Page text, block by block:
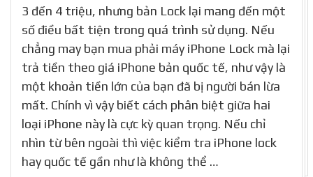
3 đến 4 triệu, nhưng bản Lock lại mang đến một
số điều bất tiện trong quá trình sử dụng. Nếu
chẳng may bạn mua phải máy iPhone Lock mà lại
trả tiền theo giá iPhone bản quốc tế, như vậy là
một khoản tiền lớn của bạn đã bị người bán lừa
mất. Chính vì vậy biết cách phân biệt giữa hai
loại iPhone này là cực kỳ quan trọng. Nếu chỉ
nhìn từ bên ngoài thì việc kiểm tra iPhone lock
hay quốc tế gần như là không thể …